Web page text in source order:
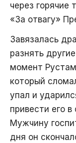
через горячие
«За отвагу»
Завязалась
разнять
момент
который
упал и
привести его
Мужчину
дня он